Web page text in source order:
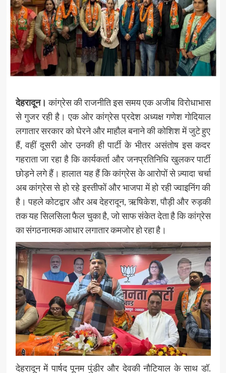
देहरादून। कांग्रेस की राजनीति इस समय एक अजीब विरोधाभास
से गुजर रही है। एक ओर कांग्रेस प्रदेश अध्यक्ष गणेश गोदियाल
लगातार सरकार को घेरने और माहौल बनाने की कोशिश में जुटे हुए
हैं, वहीं दूसरी ओर उनकी ही पार्टी के भीतर असंतोष इस कदर
गहराता जा रहा है कि कार्यकर्ता और जनप्रतिनिधि खुलकर पार्टी
छोड़ने लगे हैं। हालात यह हैं कि कांग्रेस के आरोपों से ज़्यादा चर्चा
अब कांग्रेस से हो रहे इस्तीफों और भाजपा में हो रही ज्वाइनिंग की
है। पहले कोटद्वार और अब देहरादून, ऋषिकेश, पौड़ी और रुड़की
तक यह सिलसिला फैल चुका है, जो साफ संकेत देता है कि कांग्रेस
का संगठनात्मक आधार लगातार कमजोर हो रहा है।
देहरादून में पार्षद पूनम पुंडीर और देवकी नौटियाल के साथ डॉ.